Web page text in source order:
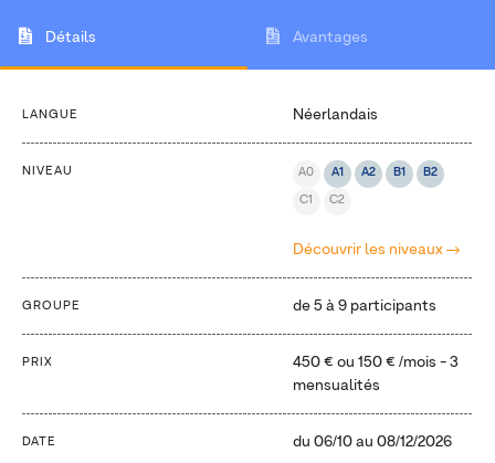
Détails Avantages
LANGUE Néerlandais
NIVEAU A0 A1 A2 B1 B2
C1 C2
Découvrir les niveaux
GROUPE de 5 à 9 participants
PRIX 450 € ou 150 € /mois - 3
mensualités
DATE du 06/10au 08/12/2026